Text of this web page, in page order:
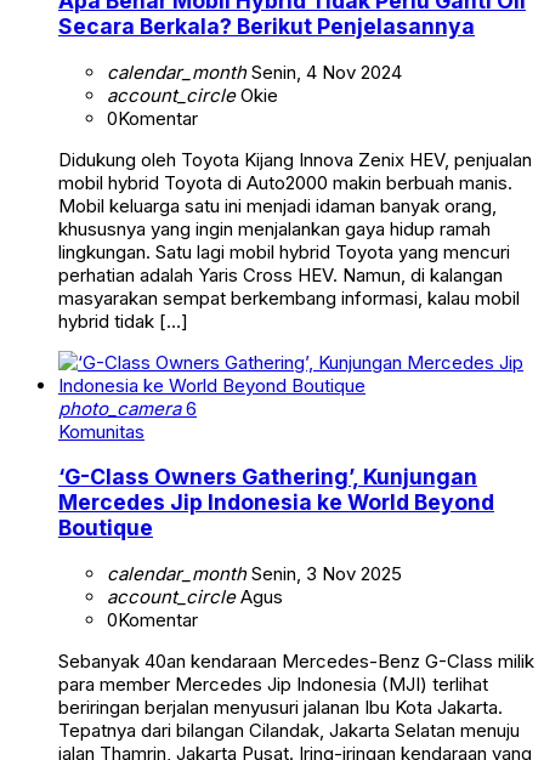
Secara Berkala? Berikut Penjelasannya
calendar_monthSenin, 4 Nov 2024
account_circleOkie
0Komentar
Didukung oleh Toyota Kijang Innova Zenix HEV, penjualan
mobil hybrid Toyota di Auto2000 makin berbuah manis.
Mobil keluarga satu ini menjadi idaman banyak orang,
khususnya yang ingin menjalankan gaya hidup ramah
lingkungan. Satu lagi mobil hybrid Toyota yang mencuri
perhatian adalah Yaris Cross HEV. Namun, di kalangan
masyarakan sempat berkembang informasi, kalau mobil
hybrid tidak […]
photo_camera6
Komunitas
‘G-Class Owners Gathering’, Kunjungan
Mercedes Jip Indonesia ke World Beyond
Boutique
calendar_monthSenin, 3 Nov 2025
account_circleAgus
0Komentar
Sebanyak 40an kendaraan Mercedes-Benz G-Class milik
para member Mercedes Jip Indonesia (MJI) terlihat
beriringan berjalan menyusuri jalanan Ibu Kota Jakarta.
Tepatnya dari bilangan Cilandak, Jakarta Selatan menuju
jalan Thamrin, Jakarta Pusat. Iring-iringan kendaraan yang